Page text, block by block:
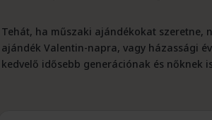
Tehát, ha műszaki ajándékokat szeretne,
ajándék Valentin-napra, vagy házassági
kedvelő idősebb generációnak és nőknek